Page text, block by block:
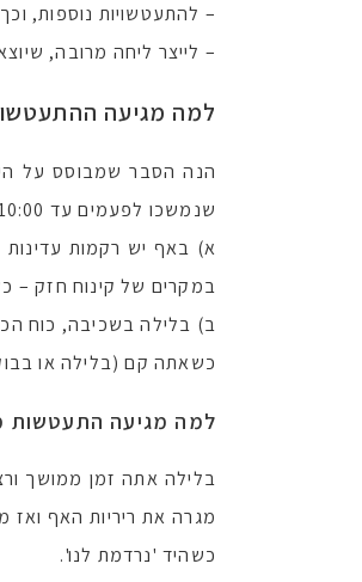
– להתעטשויות נוספות,
– לייצר ליחה מרובה,
למה מגיעה
הנה הסבר שמבוסס על
שנמשכו לפעמים עד 10:00 בבוקר, ההתעטשויות האלה פסקו ביום השני לסדנה.
א) באף יש רקמות
במקרים של קינוח חזק –
ב) בלילה בשכיבה, כוח
כשאתה קם (בלילה או
למה מגיעה התעטשות
בלילה אתה זמן ממושך
מגרה את ריריות האף
כשהיד 'נרדמת לנו'.